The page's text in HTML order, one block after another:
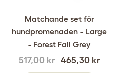
Matchande set för
hundpromenaden - Large
- Forest Fall Grey
517,00 kr 465,30 kr